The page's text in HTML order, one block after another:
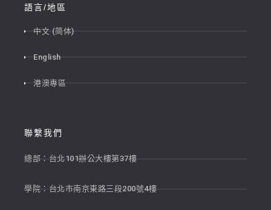
語言/地區
中文 (简体)
English
港澳專區
聯繫我們
總部：台北101辦公大樓第37樓
學院：台北市南京東路三段200號4樓